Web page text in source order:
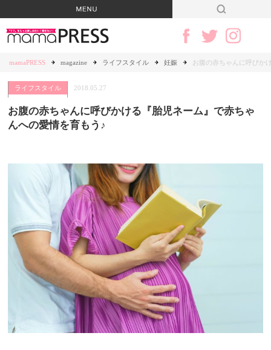
mamaPRESS magazine ライフスタイル 妊娠 お腹の赤ちゃんに呼びか
ライフスタイル 2018.05.27
お腹の赤ちゃんに呼びかける『胎児ネーム』で赤ちゃ
んへの愛情を育もう♪